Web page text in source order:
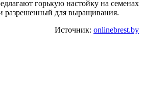
горькую настойку на семенах
разрешенный для выращивания.
Источник: onlinebrest.by